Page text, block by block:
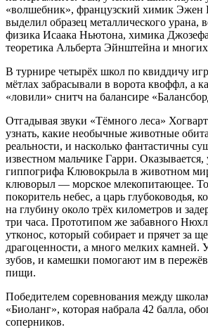
«волшебник», французский химик Эжен
выделил образец металлического урана,
физика Исаака Ньютона, химика
теоретика Альберта Эйнштейна и
В турнире четырёх школ по квиддичу
мётлах забрасывали в ворота квоффл, а
«ловили» снитч на балансире
Отгадывая звуки «Тёмного леса»
узнать, какие необычные животные
реальности, и насколько фантастичны
известном мальчике Гарри. Оказывается,
гиппогрифа Клювокрыла в животном
клюворыл — морское млекопитающее.
покоритель небес, а царь глубоководья,
на глубину около трёх километров и
три часа. Прототипом же забавного
утконос, который собирает и прячет за
драгоценности, а много мелких камней.
зубов, и камешки помогают им в
пищи.
Победителем соревнования между
«Биоланг», которая набрала 42 балла,
соперников.